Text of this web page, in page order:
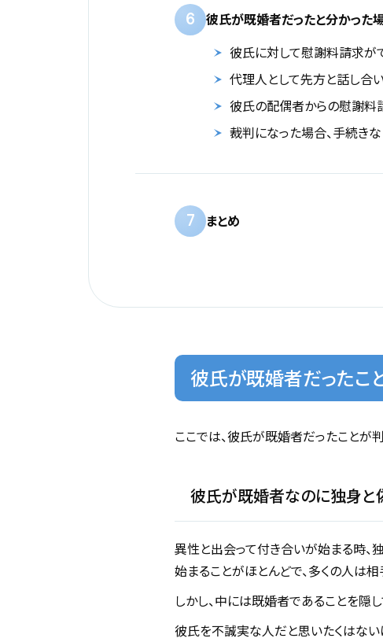
6
彼氏が既婚者だったと分かった
彼氏に対して慰謝料請求が
代理人として先方と話し合
彼氏の配偶者からの慰謝料
裁判になった場合、手続き
7 まとめ
彼氏が既婚者だったこ
ここでは、彼氏が既婚者だったことが
彼氏が既婚者なのに独身と
異性と出会って付き合いが始まる時、
始まることがほとんどで、多くの人は
しかし、中には既婚者であることを隠
彼氏を不誠実な人だと思いたくはない